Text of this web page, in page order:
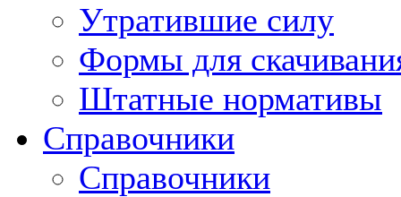
Утратившие силу
Формы для
Штатные нормативы
Справочники
Справочники